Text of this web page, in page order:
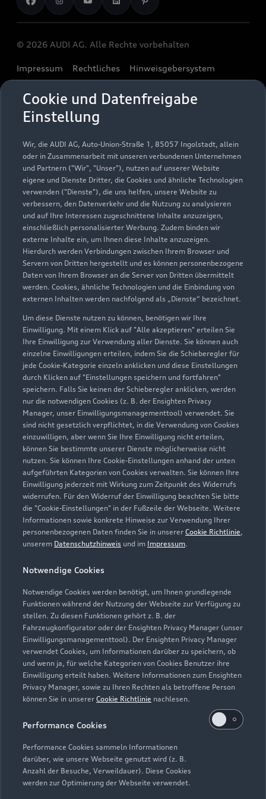
Cookie und Datenfreigabe
Einstellung
Wir, die AUDI AG, Auto-Union-Straße 1, 85057 Ingolstadt, allein
oder in Zusammenarbeit mit unseren verbundenen Unternehmen
und Partnern ("Wir", "Unser"), nutzen auf unserer Website
eigene und Dienste Dritter, die Cookies und ähnliche Technologien
verwenden ("Dienste"), die uns helfen, unsere Website zu
verbessern, den Datenverkehr und die Nutzung zu analysieren
und auf Ihre Interessen zugeschnittene Inhalte anzuzeigen,
einschließlich personalisierter Werbung. Zudem binden wir
externe Inhalte ein, um Ihnen diese Inhalte anzuzeigen.
Hierdurch werden Verbindungen zwischen Ihrem Browser und
Servern von Dritten hergestellt und es können personenbezogene
Daten von Ihrem Browser an die Server von Dritten übermittelt
werden. Cookies, ähnliche Technologien und die Einbindung von
externen Inhalten werden nachfolgend als „Dienste“ bezeichnet.
Um diese Dienste nutzen zu können, benötigen wir Ihre
Einwilligung. Mit einem Klick auf "Alle akzeptieren" erteilen Sie
Ihre Einwilligung zur Verwendung aller Dienste. Sie können auch
einzelne Einwilligungen erteilen, indem Sie die Schieberegler für
jede Cookie-Kategorie einzeln anklicken und diese Einstellungen
durch Klicken auf "Einstellungen speichern und fortfahren"
speichern. Falls Sie keinen der Schieberegler anklicken, werden
nur die notwendigen Cookies (z. B. der Ensighten Privacy
Manager, unser Einwilligungsmanagementtool) verwendet. Sie
sind nicht gesetzlich verpflichtet, in die Verwendung von Cookies
einzuwilligen, aber wenn Sie Ihre Einwilligung nicht erteilen,
können Sie bestimmte unserer Dienste möglicherweise nicht
nutzen. Sie können Ihre Cookie-Einstellungen anhand der unten
aufgeführten Kategorien von Cookies verwalten. Sie können Ihre
Einwilligung jederzeit mit Wirkung zum Zeitpunkt des Widerrufs
widerrufen. Für den Widerruf der Einwilligung beachten Sie bitte
die "Cookie-Einstellungen" in der Fußzeile der Webseite. Weitere
Informationen sowie konkrete Hinweise zur Verwendung Ihrer
personenbezogenen Daten finden Sie in unserer Cookie Richtlinie,
unserem Datenschutzhinweis und im Impressum.
Notwendige Cookies
Notwendige Cookies werden benötigt, um Ihnen grundlegende
Funktionen während der Nutzung der Webseite zur Verfügung zu
stellen. Zu diesen Funktionen gehört z. B. der
Fahrzeugkonfigurator oder der Ensighten Privacy Manager (unser
Einwilligungsmanagementtool). Der Ensighten Privacy Manager
verwendet Cookies, um Informationen darüber zu speichern, ob
und wenn ja, für welche Kategorien von Cookies Benutzer ihre
Einwilligung erteilt haben. Weitere Informationen zum Ensighten
Privacy Manager, sowie zu Ihren Rechten als betroffene Person
können Sie in unserer Cookie Richtlinie nachlesen.
Performance Cookies
Performance Cookies sammeln Informationen
darüber, wie unsere Webseite genutzt wird (z. B.
Anzahl der Besuche, Verweildauer). Diese Cookies
werden zur Optimierung der Webseite verwendet.
Geschäftskunden
myAudi
Häufige Fragen (FAQ)
Audi Online Beratung
Online-Terminvereinbarung
Servicekontakt
Bordbuch & Bedienungsanleitungen
Verträge kündigen
Karriere
Datenschutz
Audi erleben
© 2026 AUDI AG. Alle Rechte vorbehalten
Impressum Rechtliches
Hinweisgebersystem
Cookie-Richtlinie
Barrierefreiheit
Digital Services Act
Ein Service der AUTOHAUSEN® AG, In der Spöck 4, 77656
Offenburg in Kooperation mit unseren Audi Partnern.
Der gezeigte Ankaufswert spiegelt den aktuellen Ankaufswert
Ihres Gebrauchten für den Ankauf oder die Inzahlungnahme
durch den Händler wider. Wir nutzen dafür sowohl DAT
Marktdaten als auch aktuelle Marktpreise. Der gezeigte Wert
dient zur Orientierung - Wert beeinflussende
Regionalfaktoren, Sonderausstattungen und der individuelle
Zustand Ihres Fahrzeugs können hier nicht vollends
berücksichtigt werden. Aus diesen Gründen kann die
endgültige Bewertung erst nach einer Prüfung des Fahrzeugs
durch den Audi Partner bzw. einen Kfz-Sachverständigen
erfolgen.
Ein Angebot der Audi Leasing, Zweigniederlassung der
Volkswagen Leasing GmbH, Gifhorner Str. 57, 38112
Braunschweig, für Privatkunden und gewerbliche
Einzelabnehmer.
Diese Leistung umfasst den Anspruch auf eine begrenzte
Übernahme der Kosten bis zu 35 Euro für Ersatzmobilität (z.B.
Mietwagen). Der Partner entscheidet über die Art der
Ersatzmobilität. Die Ersatzmobilität gilt nur in
Zusammenhang mit Leistungen, die durch die Dienstleistung
abgedeckt werden. Sie wird für einen Tag je Wartung oder
Inspektion gewährt.
Dieses Angebot ergänzt die in den Fahrzeugen enthaltene Audi
Dienstleistung Inspektion und Verschleiß der Audi Leasing,
Zweigniederlassung der Volkswagen Leasing GmbH,
Braunschweig. Nur für Audi Werksdienstwagen und Audi
Mietfahrzeuge mit einer Audi Anschlussgarantie bis zu einem
Fahrzeugalter von 24 Monaten und 30.000 km
Gesamtfahrleistung (Stichtag: Datum der Ummeldung auf den
neuen Gebrauchtwagenkunden). Für private und gewerbliche
Einzelabnehmer sowie ausge wählte Sonderabnehmer.
Junge Gebrauchtwagen sind ehemalige Audi Mietfahrzeuge
(AMF) oder Audi Werksdienstwagen (WDW) der AUDI AG mit
einem Fahrzeugalter von max. 24 Monaten nach
werden. Ausgenommen hiervon sind händlereigene
Mietfahrzeuge der Marke Audi, die in der Erstverwendung über
externe Mietwagengesellschaften wie bspw. EURO-Leasing